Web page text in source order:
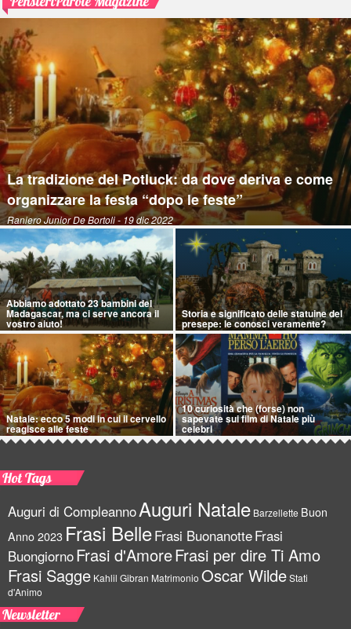
La tradizione del Potluck: da dove deriva e come
organizzare la festa “dopo le feste”
Raniero Junior De Bortoli- 19 dic 2022
Abbiamo adottato 23 bambini del
Madagascar, ma ci serve ancora il
vostro aiuto!
Storia e significato delle statuine del
presepe: le conosci veramente?
Natale: ecco 5 modi in cui il cervello
reagisce alle feste
10 curiosità che (forse) non
sapevate sui film di Natale più
celebri
Hot Tags
Auguri di CompleannoAuguri Natale Barzellette Buon
Anno 2023 Frasi BelleFrasi BuonanotteFrasi
BuongiornoFrasi d'AmoreFrasi per dire Ti Amo
Frasi Sagge Kahlil Gibran Matrimonio Oscar WildeStati
d'Animo
Newsletter